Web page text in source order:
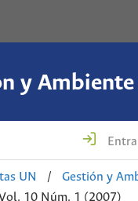
y Ambiente
UN /
Gestión y
10 Núm. 1 (2007)